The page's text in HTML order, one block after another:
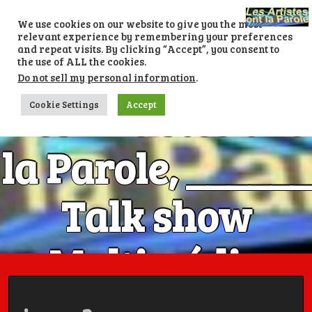
content
Les Artistes ont
la Parole, ______
Talk show
Multimédia
We use cookies on our website to give you the most
relevant experience by remembering your preferences
and repeat visits. By clicking “Accept”, you consent to
the use of ALL the cookies.
Do not sell my personal information.
Cookie Settings Accept